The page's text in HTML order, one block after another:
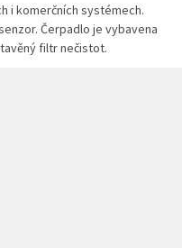
i komerčních systémech.
Čerpadlo je vybavena
filtr nečistot.